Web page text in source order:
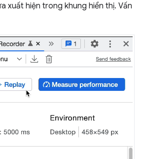
xuất hiện trong khung hiển thị. Vấn